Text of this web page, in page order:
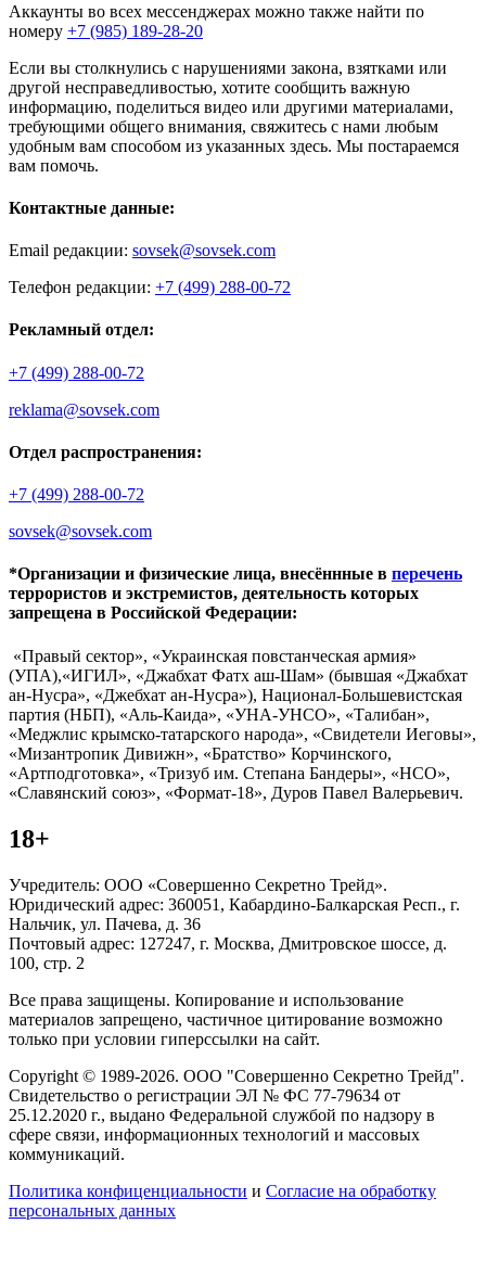
Аккаунты во всех мессенджерах можно также найти по
номеру +7 (985) 189-28-20
Если вы столкнулись с нарушениями закона, взятками или
другой несправедливостью, хотите сообщить важную
информацию, поделиться видео или другими материалами,
требующими общего внимания, свяжитесь с нами любым
удобным вам способом из указанных здесь. Мы постараемся
вам помочь.
Контактные данные:
Email редакции: sovsek@sovsek.com
Телефон редакции: +7 (499) 288-00-72
Рекламный отдел:
+7 (499) 288-00-72
reklama@sovsek.com
Отдел распространения:
+7 (499) 288-00-72
sovsek@sovsek.com
*Организации и физические лица, внесённные в перечень
террористов и экстремистов, деятельность которых
запрещена в Российской Федерации:
«Правый сектор», «Украинская повстанческая армия»
(УПА),«ИГИЛ», «Джабхат Фатх аш-Шам» (бывшая «Джабхат
ан-Нусра», «Джебхат ан-Нусра»), Национал-Большевистская
партия (НБП), «Аль-Каида», «УНА-УНСО», «Талибан»,
«Меджлис крымско-татарского народа», «Свидетели Иеговы»,
«Мизантропик Дивижн», «Братство» Корчинского,
«Артподготовка», «Тризуб им. Степана Бандеры», «НСО»,
«Славянский союз», «Формат-18», Дуров Павел Валерьевич.
18+
Учредитель: ООО «Совершенно Секретно Трейд».
Юридический адрес: 360051, Кабардино-Балкарская Респ., г.
Нальчик, ул. Пачева, д. 36
Почтовый адрес: 127247, г. Москва, Дмитровское шоссе, д.
100, стр. 2
Все права защищены. Копирование и использование
материалов запрещено, частичное цитирование возможно
только при условии гиперссылки на сайт.
Copyright © 1989-2026. ООО "Совершенно Секретно Трейд".
Свидетельство о регистрации ЭЛ № ФС 77-79634 от
25.12.2020 г., выдано Федеральной службой по надзору в
сфере связи, информационных технологий и массовых
коммуникаций.
Политика конфиценциальности и Согласие на обработку
персональных данных